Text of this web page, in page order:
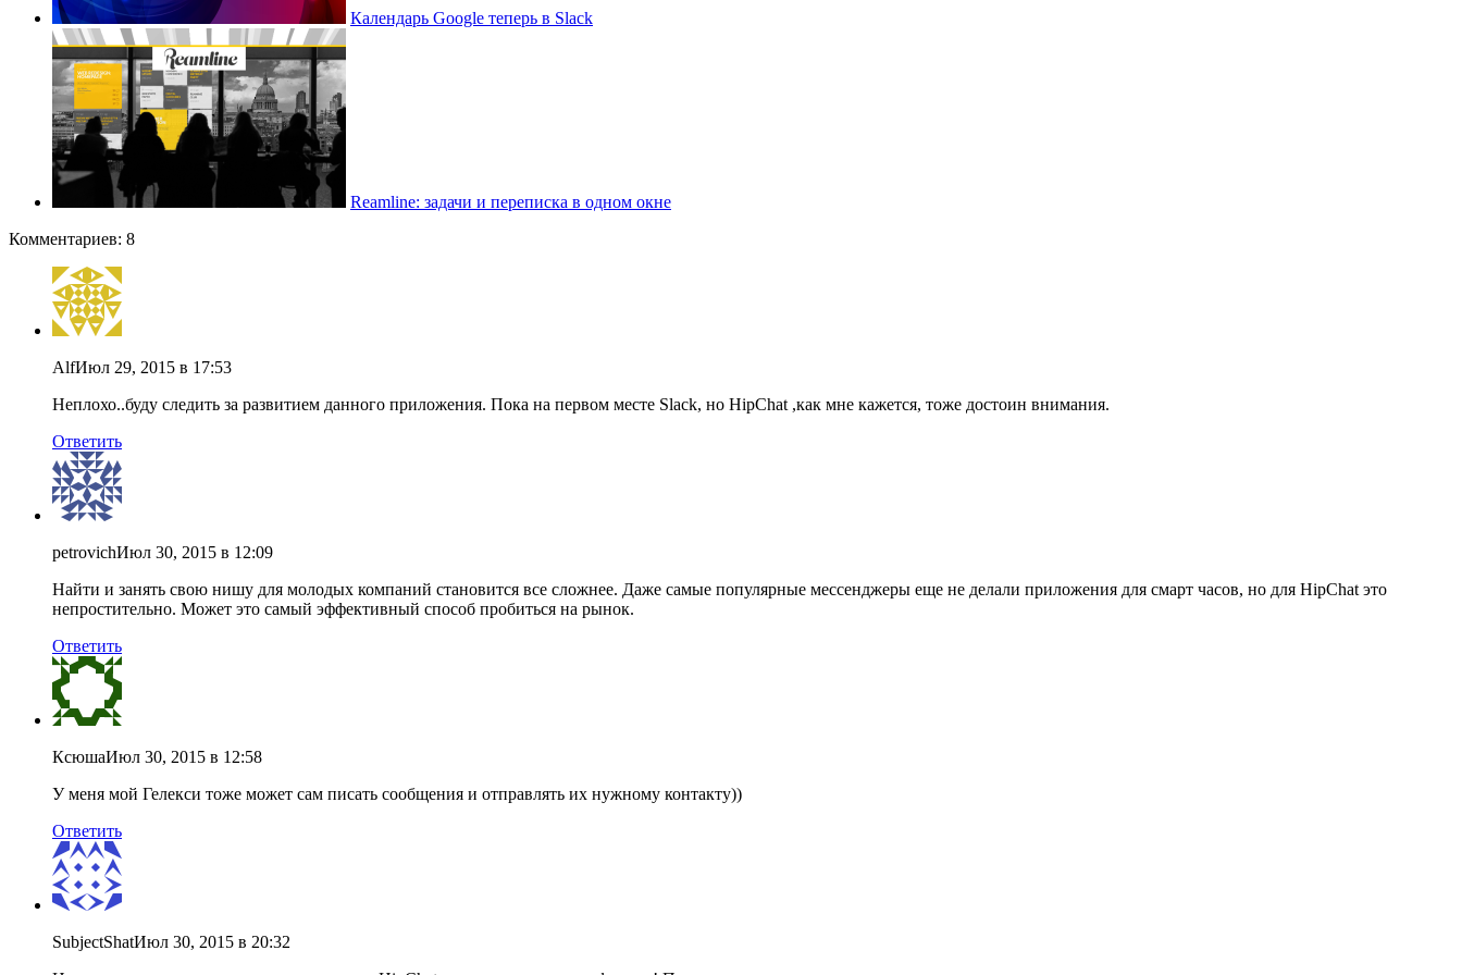
Календарь Google теперь в Slack
Reamline: задачи и переписка в одном окне
Комментариев: 8
AlfИюл 29, 2015 в 17:53
Неплохо..буду следить за развитием данного приложения. Пока на первом месте Slack, но HipChat ,как мне кажется, тоже достоин внимания.
Ответить
petrovichИюл 30, 2015 в 12:09
Найти и занять свою нишу для молодых компаний становится все сложнее. Даже самые популярные мессенджеры еще не делали приложения для смарт часов, но для HipChat это
непростительно. Может это самый эффективный способ пробиться на рынок.
Ответить
КсюшаИюл 30, 2015 в 12:58
У меня мой Гелекси тоже может сам писать сообщения и отправлять их нужному контакту))
Ответить
SubjectShatИюл 30, 2015 в 20:32